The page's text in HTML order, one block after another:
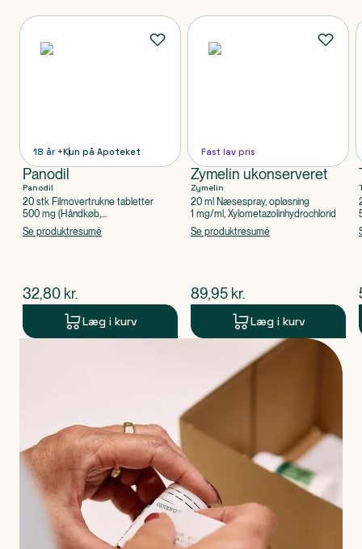
Produkter
18 år +Kun på Apoteket
Panodil
Panodil
20 stk Filmovertrukne tabletter
500 mg (Håndkøb,
apoteksforbeholdt), Paracetamol
Se produktresumé
$nuværende pris
32,80 kr.
Læg i kurv
Fast lav pris
Zymelin ukonserveret
Zymelin
20 ml Næsespray, opløsning
1 mg/ml, Xylometazolinhydrochlorid
Se produktresumé
$nuværende pris
89,95 kr.
Læg i kurv